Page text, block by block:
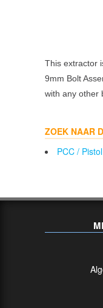
This extractor
9mm Bolt
with any other
ZOEK NAAR
PCC /